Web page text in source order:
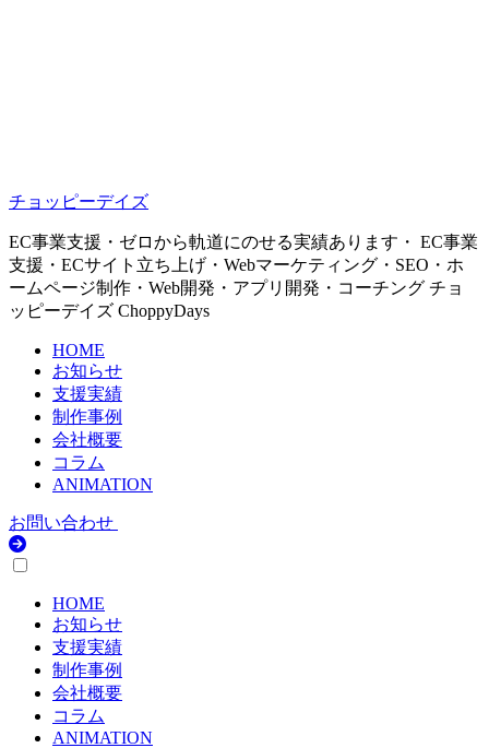
チョッピーデイズ
EC事業支援・ゼロから軌道にのせる実績あります・ EC事業
支援・ECサイト立ち上げ・Webマーケティング・SEO・ホ
ームページ制作・Web開発・アプリ開発・コーチング チョ
ッピーデイズ ChoppyDays
HOME
お知らせ
支援実績
制作事例
会社概要
コラム
ANIMATION
お問い合わせ
HOME
お知らせ
支援実績
制作事例
会社概要
コラム
ANIMATION